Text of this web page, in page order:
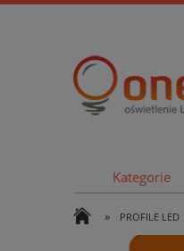
Kategorie
» PROFILE LED